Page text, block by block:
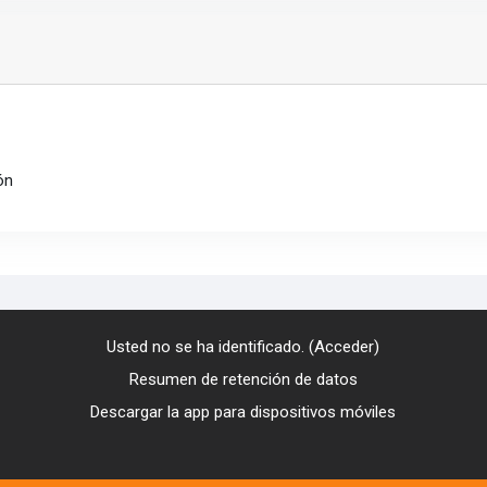
Usted no se ha identificado. (Acceder)
Resumen de retención de datos
Descargar la app para dispositivos móviles